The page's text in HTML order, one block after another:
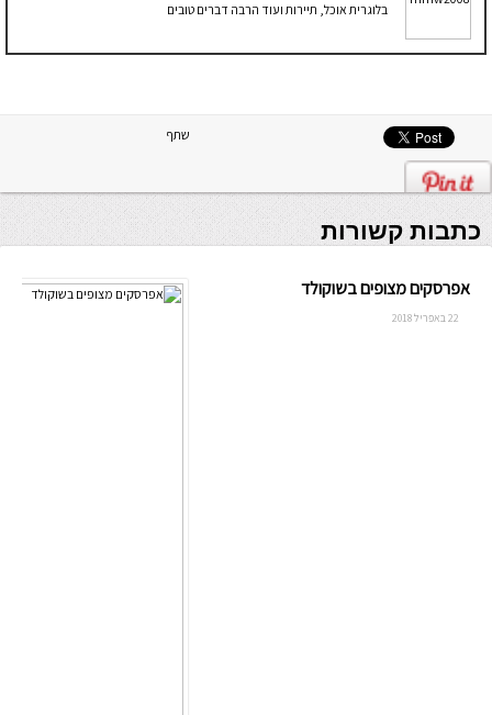
בלוגרית אוכל, תיירות ועוד הרבה דברים טובים
שתף
כתבות קשורות
אפרסקים מצופים בשוקולד
22 באפריל 2018